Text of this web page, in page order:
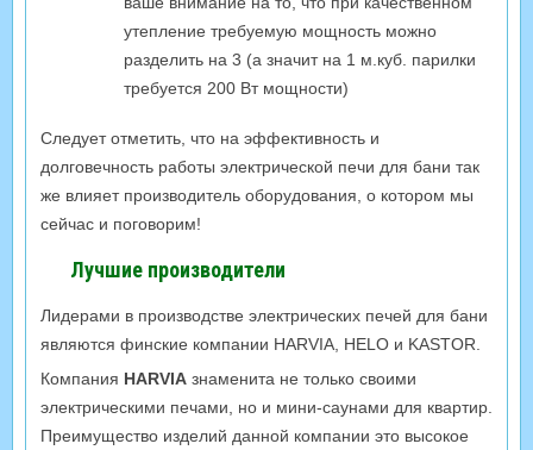
утепление требуемую мощность можно
разделить на 3 (а значит на 1 м.куб. парилки
требуется 200 Вт мощности)
Следует отметить, что на эффективность и
долговечность работы электрической печи для бани так
же влияет производитель оборудования, о котором мы
сейчас и поговорим!
Лучшие производители
Лидерами в производстве электрических печей для бани
являются финские компании HARVIA, HELO и KASTOR.
Компания HARVIA знаменита не только своими
электрическими печами, но и мини-саунами для квартир.
Преимущество изделий данной компании это высокое